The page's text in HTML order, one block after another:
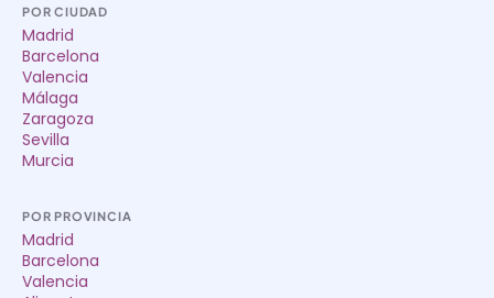
POR CIUDAD
Madrid
Barcelona
Valencia
Málaga
Zaragoza
Sevilla
Murcia
POR PROVINCIA
Madrid
Barcelona
Valencia